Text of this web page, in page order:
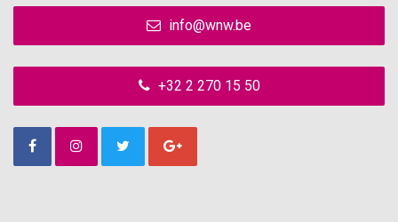
info@wnw.be
+32 2 270 15 50